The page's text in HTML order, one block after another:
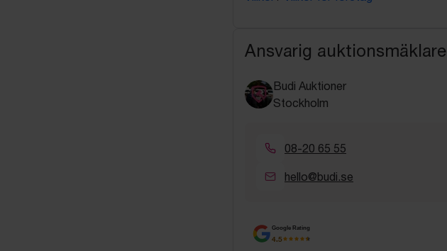
Ansvarig auktionsmäklare
Budi Auktioner
Stockholm
08-20 65 55
hello@budi.se
Google Rating
4.5